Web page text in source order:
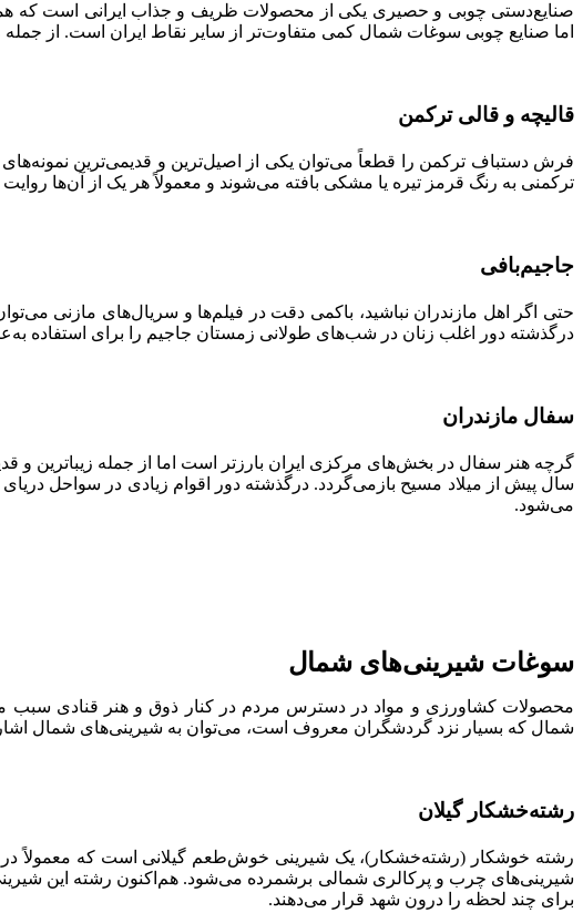
صنایع‌دستی چوبی و حصیری یکی از محصولات ظریف و جذاب ایرانی است که
اما صنایع چوبی سوغات شمال کمی متفاوت‌تر از سایر نقاط ایران است. از
قالیچه و قالی ترکمن
فرش دستباف ترکمن را قطعاً می‌توان یکی از اصیل‌ترین و قدیمی‌ترین
ترکمنی به رنگ قرمز تیره یا مشکی بافته می‌شوند و معمولاً هر یک از آن‌ها
جاجیم‌بافی
حتی اگر اهل مازندران نباشید، باکمی دقت در فیلم‌ها و سریال‌های مازنی
درگذشته دور اغلب زنان در شب‌های طولانی زمستان جاجیم را برای استفاده
سفال مازندران
گرچه هنر سفال در بخش‌های مرکزی ایران بارزتر است اما از جمله زیباترین و
سال پیش از میلاد مسیح بازمی‌گردد. درگذشته دور اقوام زیادی در سواحل
می‌شود.
سوغات شیرینی‌های شمال
محصولات کشاورزی و مواد در دسترس مردم در کنار ذوق و هنر قنادی سبب
شمال که بسیار نزد گردشگران معروف است، می‌توان به شیرینی‌های شمال
رشته‌خشکار گیلان
رشته خوشکار (رشته‌خشکار)، یک شیرینی خوش‌طعم گیلانی است که معمولاً در
شیرینی‌های چرب و پرکالری شمالی برشمرده می‌شود. هم‌اکنون رشته این
برای چند لحظه را درون شهد قرار می‌دهند.